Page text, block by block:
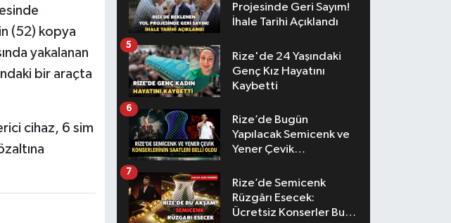
(52) kopya
yakalanan
bir araçta
cihaz, 6 sim
Projesinde Geri Sayım!
İhale Tarihi Açıklandı
Rize'de 24 Yaşındaki
Genç Kız Hayatını
Kaybetti
5
Rize’de Bugün
Yapılacak Semicenk ve
Yener Çevik
Belli Oldu
6
Rize’de Semicenk
Rüzgârı Esecek:
Ücretsiz Konserler Bu
7